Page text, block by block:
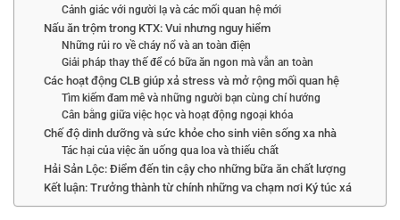
Cảnh giác với người lạ và các mối quan hệ mới
Nấu ăn trộm trong KTX: Vui nhưng nguy hiểm
Những rủi ro về cháy nổ và an toàn điện
Giải pháp thay thế để có bữa ăn ngon mà vẫn an toàn
Các hoạt động CLB giúp xả stress và mở rộng mối quan hệ
Tìm kiếm đam mê và những người bạn cùng chí hướng
Cân bằng giữa việc học và hoạt động ngoại khóa
Chế độ dinh dưỡng và sức khỏe cho sinh viên sống xa nhà
Tác hại của việc ăn uống qua loa và thiếu chất
Hải Sản Lộc: Điểm đến tin cậy cho những bữa ăn chất lượng
Kết luận: Trưởng thành từ chính những va chạm nơi Ký túc xá